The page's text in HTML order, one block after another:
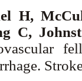
H,
C,